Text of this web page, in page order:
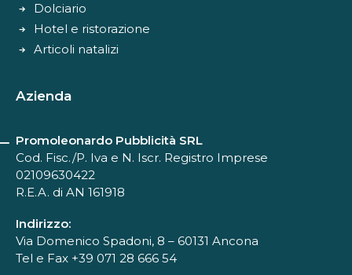
Dolciario
Hotel e ristorazione
Articoli natalizi
Azienda
Promoleonardo Pubblicità SRL
Cod. Fisc./P. Iva e N. Iscr. Registro Imprese
02109630422
R.E.A. di AN 161918
Indirizzo:
Via Domenico Spadoni, 8 – 60131 Ancona
Tel e Fax +39 071 28 666 54